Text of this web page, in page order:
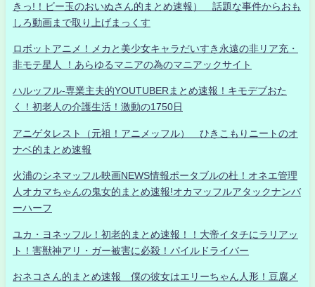
きっ!！ビー玉のおいぬさん的まとめ速報） 話題な事件からおも
しろ動画まで取り上げまっくす
ロボットアニメ！メカと美少女キャラだいすき永遠の非リア充・
非モテ星人 ！あらゆるマニアの為のマニアックサイト
ハルッフル-専業主夫的YOUTUBERまとめ速報！キモデブおた
く！初老人の介護生活！激動の1750日
アニゲタレスト（元祖！アニメッフル） ひきこもりニートのオ
ナベ的まとめ速報
火浦のシネマッフル映画NEWS情報ポータブルの杜！オネエ管理
人オカマちゃんの鬼女的まとめ速報!オカマッフルアタックナンバ
ーハーフ
ユカ・ヨネッフル！初老的まとめ速報！！大帝イタチにラリアッ
ト！害獣神アリ・ガー被害に必殺！パイルドライバー
おネコさん的まとめ速報 僕の彼女はエリーちゃん人形！豆腐メ